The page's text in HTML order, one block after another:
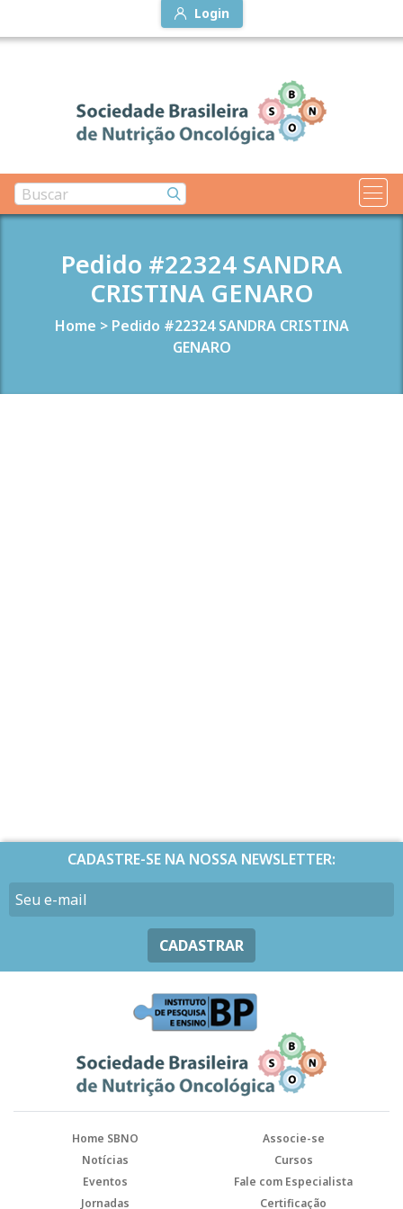
Login
Pedido #22324 SANDRA
CRISTINA GENARO
Home > Pedido #22324 SANDRA CRISTINA
GENARO
CADASTRE-SE NA NOSSA NEWSLETTER:
CADASTRAR
Home SBNO
Associe-se
Notícias
Cursos
Eventos
Fale com Especialista
Jornadas
Certificação